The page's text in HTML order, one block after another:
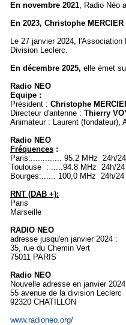
En novembre 2021, Radio Néo
En 2023, Christophe MERCIER
Le 27 janvier 2024,
Division Leclerc.
En décembre 2025, elle émet
Radio NEO
Equipe :
Président : Christophe
Directeur d'antenne : Thierry
Animateur : Laurent (fondateur),
Radio NEO
Fréquences :
Paris:............. 95.2 MHz 24h/
Toulouse : .....94.8 MHz 24h/24
Bourges:...... 100,0 MHz 24h/24
RNT (DAB +):
Paris
Marseille
RADIO NEO
adresse jusqu'en janvier 2024 :
35, rue du Chemin Vert
75011 PARIS
Radio NEO
Nouvelle adresse en janvier
55 avenue de la division Leclerc
92320 CHATILLON
www.radioneo.org/